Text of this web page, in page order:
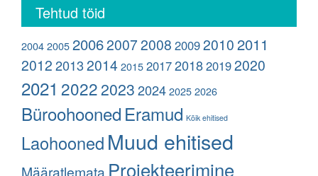
Tehtud töid
20042005200620072008 200920102011
201220132014 20152017201820192020
2021 2022 2023202420252026
Büroohooned Eramud Kõik ehitised
Laohooned Muud ehitised
Määratlemata Projekteerimine